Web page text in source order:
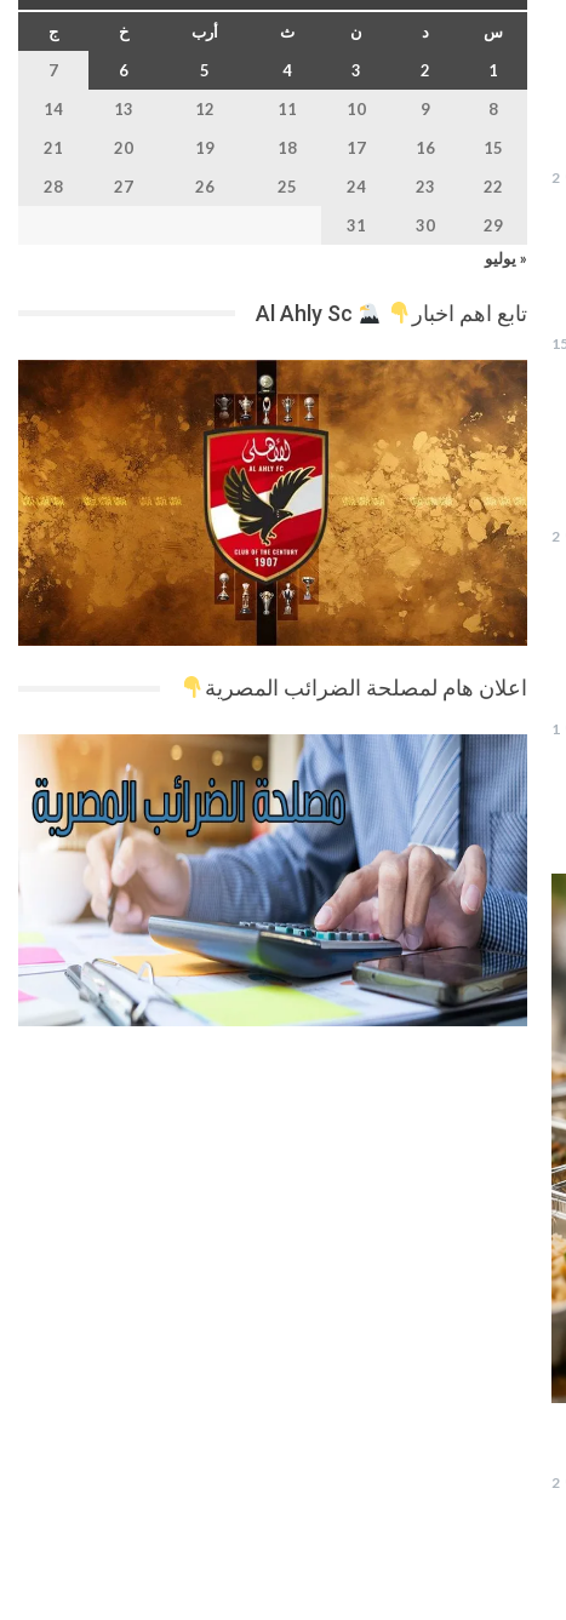
س د ن ث أرب خ
ج
1
2
3
4
5
6
7
8
9
10
11
12
13
14
15
16
17
18
19
20
21
22
23
24
25
26
27
28
29
30
31
« يوليو
تابع اهم اخبار
اعلان هام لمصلحة الضرائب المصرية